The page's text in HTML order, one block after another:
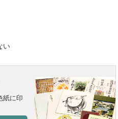
い
紙に印